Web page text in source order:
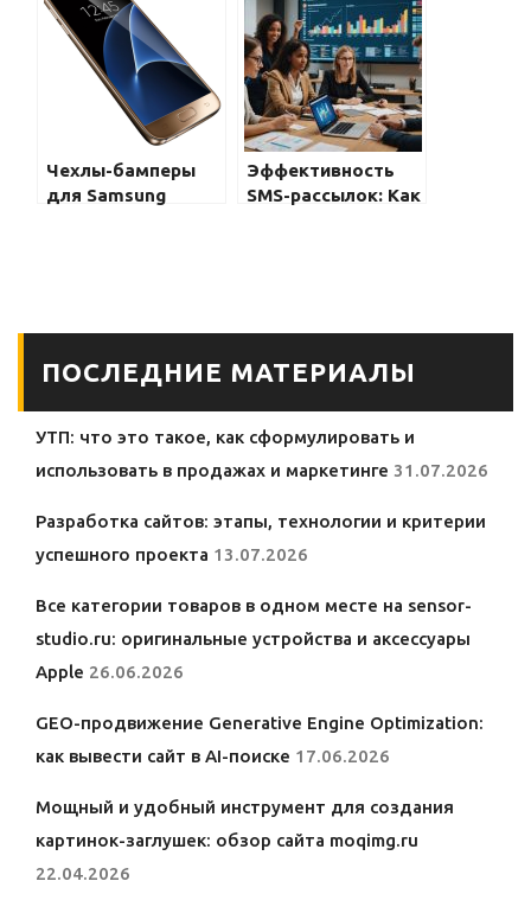
доступные услуги
и грамотная
поддержка
SAFEBILET
Чехлы-бамперы
для Samsung
Эффективность
SMS-рассылок: Как
ПОСЛЕДНИЕ МАТЕРИАЛЫ
УТП: что это такое, как сформулировать и
использовать в продажах и маркетинге 31.07.2026
Разработка сайтов: этапы, технологии и критерии
успешного проекта 13.07.2026
Все категории товаров в одном месте на sensor-
studio.ru: оригинальные устройства и аксессуары
Apple 26.06.2026
GEO-продвижение Generative Engine Optimization:
как вывести сайт в AI-поиске 17.06.2026
Мощный и удобный инструмент для создания
картинок-заглушек: обзор сайта moqimg.ru
22.04.2026